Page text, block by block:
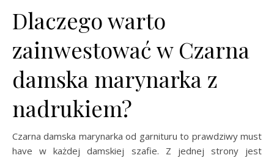
Dlaczego warto
zainwestować w Czarna
damska marynarka z
nadrukiem?
Czarna damska marynarka od garnituru to prawdziwy must
have w każdej damskiej szafie. Z jednej strony jest